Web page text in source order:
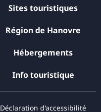
Sites touristiques
Région de Hanovre
Hébergements
Info touristique
Déclaration d'accessibilité